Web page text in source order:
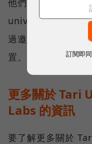
universe.tari.com
過邀請朋友加入來
置。
更多關於 Tari
Labs 的資訊
要了解更多關於
訂閱即